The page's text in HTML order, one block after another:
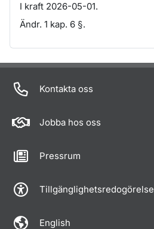
I kraft 2026-05-01.
Ändr. 1 kap. 6 §.
Om sidan
Kontakta oss
Jobba hos oss
Pressrum
Tillgänglighetsredogörelse
English